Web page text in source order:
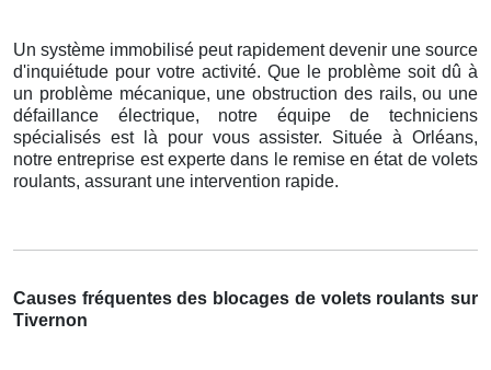
Un système immobilisé peut rapidement devenir une source
d'inquiétude pour votre activité. Que le problème soit dû à
un problème mécanique, une obstruction des rails, ou une
défaillance électrique, notre équipe de techniciens
spécialisés est là pour vous assister. Située à Orléans,
notre entreprise est experte dans le remise en état de volets
roulants, assurant une intervention rapide.
Causes fréquentes des blocages de volets roulants sur
Tivernon